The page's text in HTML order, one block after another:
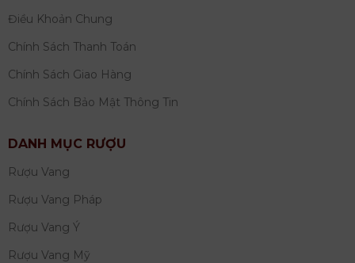
Điều Khoản Chung
Chính Sách Thanh Toán
Chính Sách Giao Hàng
Chính Sách Bảo Mật Thông Tin
DANH MỤC RƯỢU
Rượu Vang
Rượu Vang Pháp
Rượu Vang Ý
Rượu Vang Mỹ